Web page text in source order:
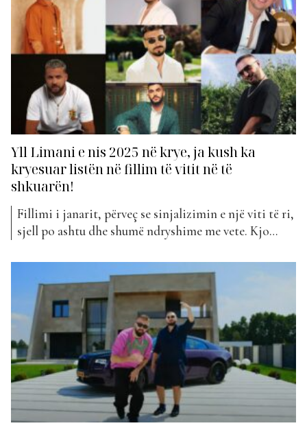
Yll Limani e nis 2025 në krye, ja kush ka
kryesuar listën në fillim të vitit në të
shkuarën!
Fillimi i janarit, përveç se sinjalizimin e një viti të ri,
sjell po ashtu dhe shumë ndryshime me vete. Kjo
janari është ‘i vakët’ në prurje të reja muzikore, jo aq
aktiv sa muajt e tjerë të vitit. Kjo do...